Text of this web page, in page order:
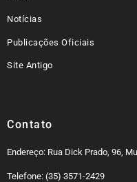
Notícias
Publicações Oficiais
Site Antigo
Contato
Endereço: Rua Dick Prado, 96,
Telefone: (35) 3571-2429